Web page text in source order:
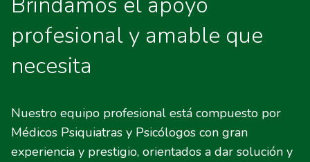
profesional y amable que
necesita
Nuestro equipo profesional está compuesto por
Médicos Psiquiatras y Psicólogos con gran
experiencia y prestigio, orientados a dar solución y